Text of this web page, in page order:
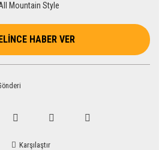
Mountain Style
HABER VER
Karşılaştır